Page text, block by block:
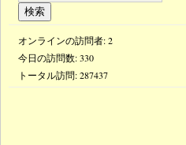
オンラインの訪問者: 2
今日の訪問数:330
トータル訪問:287437